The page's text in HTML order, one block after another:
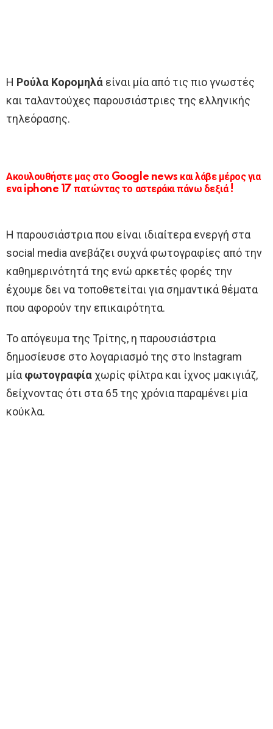
Η Ρούλα Κορομηλά είναι μία από τις πιο γνωστές
και ταλαντούχες παρουσιάστριες της ελληνικής
τηλεόρασης.
Ακουλουθήστε μας στο Google news και λάβε μέρος για
ενα iphone 17 πατώντας το αστεράκι πάνω δεξιά !
Η παρουσιάστρια που είναι ιδιαίτερα ενεργή στα
social media ανεβάζει συχνά φωτογραφίες από την
καθημερινότητά της ενώ αρκετές φορές την
έχουμε δει να τοποθετείται για σημαντικά θέματα
που αφορούν την επικαιρότητα.
Το απόγευμα της Τρίτης, η παρουσιάστρια
δημοσίευσε στο λογαριασμό της στο Instagram
μίαφωτογραφίαχωρίς φίλτρα και ίχνος μακιγιάζ,
δείχνοντας ότι στα 65 της χρόνια παραμένει μία
κούκλα.